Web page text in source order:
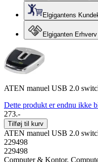
Elgigantens
Elgiganten Erhverv
ATEN manuel USB 2.0
Dette produkt er endnu ikke
273.-
Tilføj til kurv
ATEN manuel USB 2.0
229498
229498
Computer & Kontor,